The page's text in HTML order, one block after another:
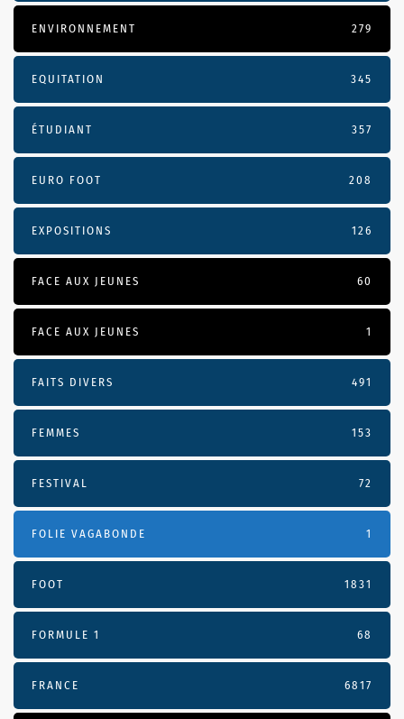
ENVIRONNEMENT 279
EQUITATION 345
ÉTUDIANT 357
EURO FOOT 208
EXPOSITIONS 126
FACE AUX JEUNES 60
FACE AUX JEUNES 1
FAITS DIVERS 491
FEMMES 153
FESTIVAL 72
FOLIE VAGABONDE 1
FOOT 1831
FORMULE 1 68
FRANCE 6817